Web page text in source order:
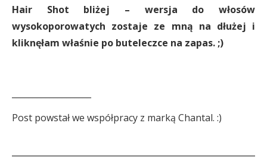
Hair Shot bliżej – wersja do włosów
wysokoporowatych zostaje ze mną na dłużej i
kliknęłam właśnie po buteleczce na zapas. ;)
Post powstał we współpracy z marką Chantal. :)